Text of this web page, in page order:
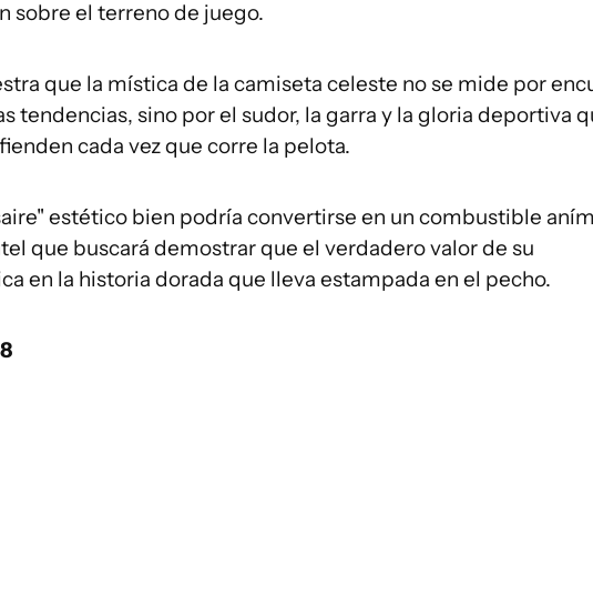
sobre el terreno de juego.
que la mística de la camiseta celeste no se mide por
tendencias, sino por el sudor, la garra y la gloria deportiva
cada vez que corre la pelota.
estético bien podría convertirse en un combustible
que buscará demostrar que el verdadero valor de su
en la historia dorada que lleva estampada en el pecho.